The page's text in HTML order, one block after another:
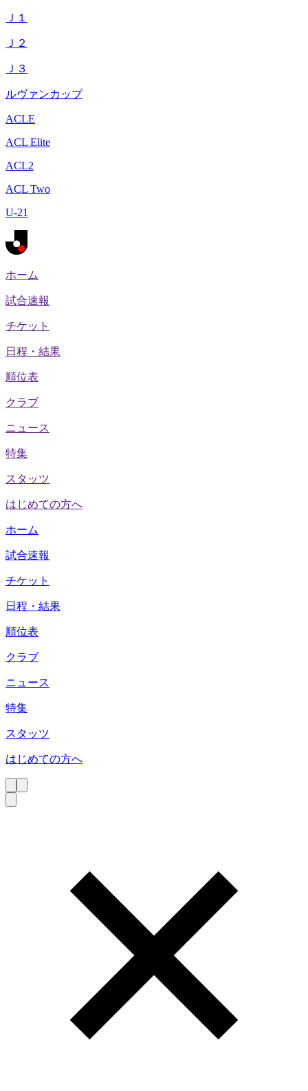
Ｊ１
Ｊ２
Ｊ３
ルヴァンカップ
ACLE
ACL Elite
ACL2
ACL Two
U-21
ホーム
試合速報
チケット
日程・結果
順位表
クラブ
ニュース
特集
スタッツ
はじめての方へ
ホーム
試合速報
チケット
日程・結果
順位表
クラブ
ニュース
特集
スタッツ
はじめての方へ